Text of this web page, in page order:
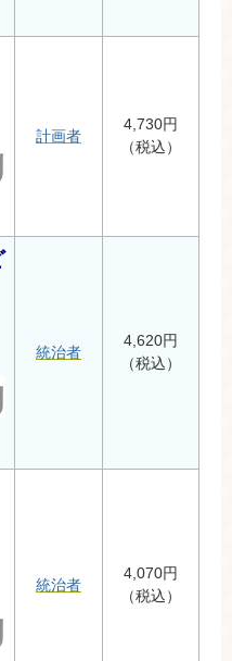
計画者
4,730円
（税込）
統治者
4,620円
（税込）
統治者
4,070円
（税込）